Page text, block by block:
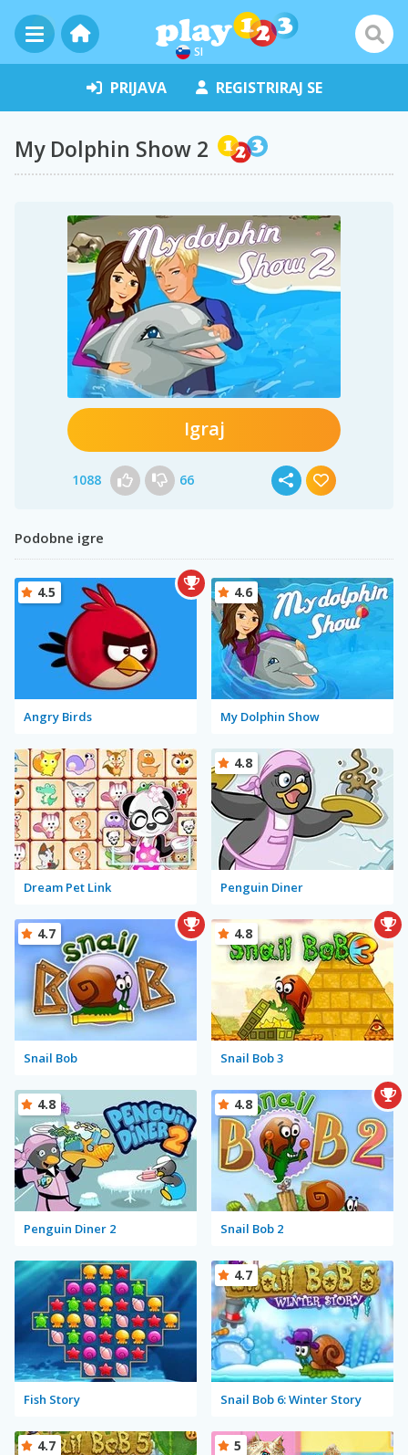
SI
PRIJAVA REGISTRIRAJ SE
My Dolphin Show 2
Igraj
1088 66
Podobne igre
Angry Birds
4.5
My Dolphin Show
4.6
Dream Pet Link Penguin Diner
4.8
Snail Bob
4.7
Snail Bob 3
4.8
Penguin Diner 2
4.8
Snail Bob 2
4.8
Fish Story Snail Bob 6: Winter Story
4.7
4.7 5